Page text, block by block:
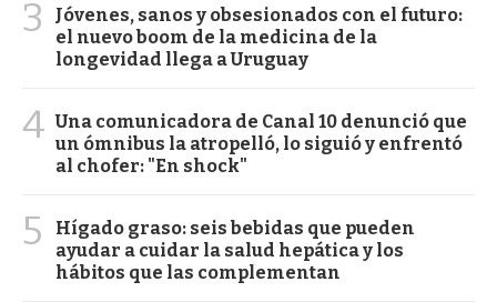
3
Jóvenes, sanos y obsesionados con el futuro:
el nuevo boom de la medicina de la
longevidad llega a Uruguay
4 Una comunicadora de Canal 10 denunció que
un ómnibus la atropelló, lo siguió y enfrentó
al chofer: "En shock"
5
Hígado graso: seis bebidas que pueden
ayudar a cuidar la salud hepática y los
hábitos que las complementan